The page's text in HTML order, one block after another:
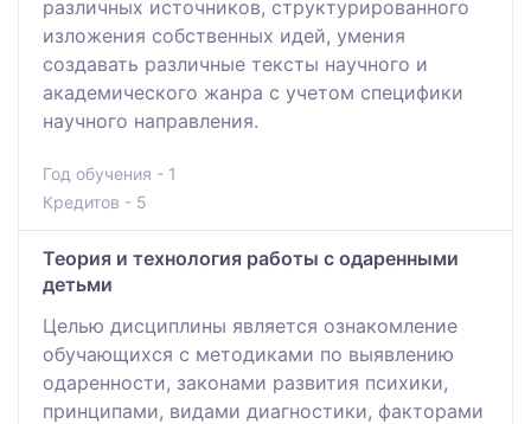
различных источников, структурированного
изложения собственных идей, умения
создавать различные тексты научного и
академического жанра с учетом специфики
научного направления.
Год обучения - 1
Кредитов - 5
Теория и технология работы с одаренными
детьми
Целью дисциплины является ознакомление
обучающихся с методиками по выявлению
одаренности, законами развития психики,
принципами, видами диагностики, факторами